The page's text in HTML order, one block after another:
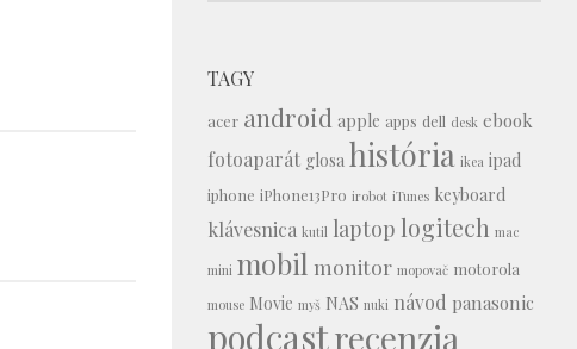
TAGY
acer android apple apps dell desk ebook
fotoaparát glosa história ikea ipad
iphone iPhone13Pro irobot iTunes keyboard
klávesnica kutil laptop logitech mac
mini mobil monitor mopovač motorola
mouse Movie myš NAS nuki návod panasonic
podcastrecenzia